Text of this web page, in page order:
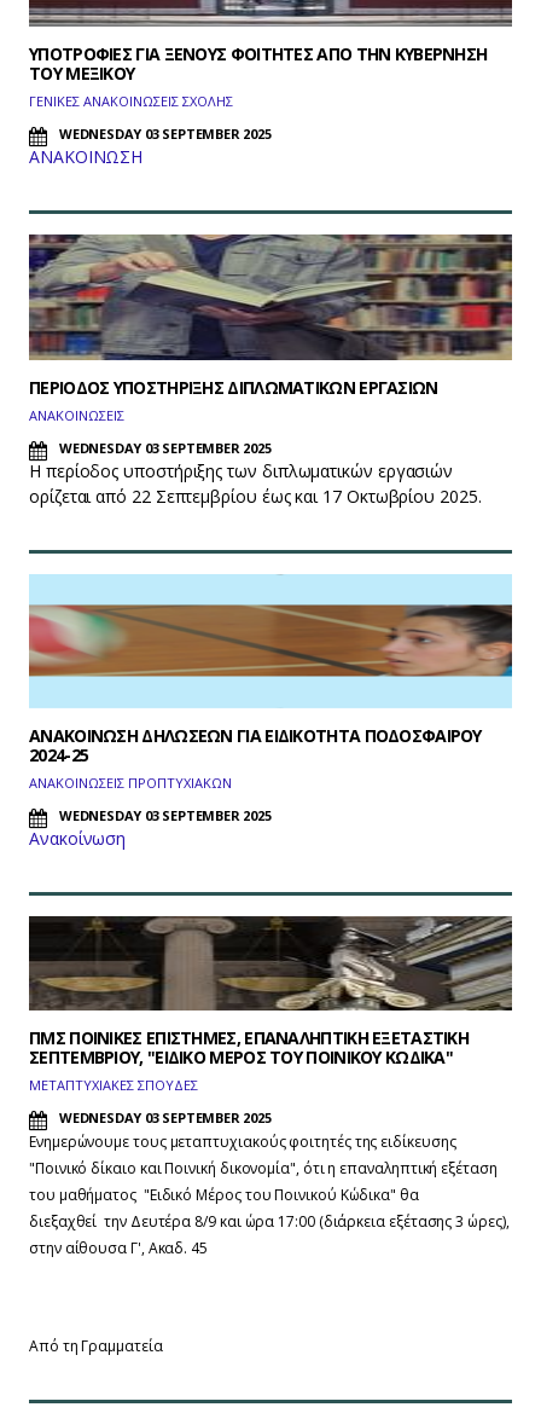
ΥΠΟΤΡΟΦΙΕΣ ΓΙΑ ΞΕΝΟΥΣ ΦΟΙΤΗΤΕΣ ΑΠΟ ΤΗΝ ΚΥΒΕΡΝΗΣΗ
ΤΟΥ ΜΕΞΙΚΟΥ
ΓΕΝΙΚΕΣ ΑΝΑΚΟΙΝΩΣΕΙΣ ΣΧΟΛΗΣ
WEDNESDAY 03 SEPTEMBER 2025
ΑΝΑΚΟΙΝΩΣΗ
ΠΕΡΙΟΔΟΣ ΥΠΟΣΤΗΡΙΞΗΣ ΔΙΠΛΩΜΑΤΙΚΩΝ ΕΡΓΑΣΙΩΝ
ΑΝΑΚΟΙΝΩΣΕΙΣ
WEDNESDAY 03 SEPTEMBER 2025
Η περίοδος υποστήριξης των διπλωματικών εργασιών
ορίζεται από 22 Σεπτεμβρίου έως και 17 Οκτωβρίου 2025.
ΑΝΑΚΟΙΝΩΣΗ ΔΗΛΩΣΕΩΝ ΓΙΑ ΕΙΔΙΚΟΤΗΤΑ ΠΟΔΟΣΦΑΙΡΟΥ
2024-25
ΑΝΑΚΟΙΝΩΣΕΙΣ ΠΡΟΠΤΥΧΙΑΚΩΝ
WEDNESDAY 03 SEPTEMBER 2025
Ανακοίνωση
ΠΜΣ ΠΟΙΝΙΚΕΣ ΕΠΙΣΤΗΜΕΣ, ΕΠΑΝΑΛΗΠΤΙΚΗ ΕΞΕΤΑΣΤΙΚΗ
ΣΕΠΤΕΜΒΡΙΟΥ, "ΕΙΔΙΚΟ ΜΕΡΟΣ ΤΟΥ ΠΟΙΝΙΚΟΥ ΚΩΔΙΚΑ"
ΜΕΤΑΠΤΥΧΙΑΚΕΣ ΣΠΟΥΔΕΣ
WEDNESDAY 03 SEPTEMBER 2025
Ενημερώνουμε τους μεταπτυχιακούς φοιτητές της ειδίκευσης
"Ποινικό δίκαιο και Ποινική δικονομία", ότι η επαναληπτική εξέταση
του μαθήματος "Ειδικό Μέρος του Ποινικού Κώδικα" θα
διεξαχθείτην Δευτέρα 8/9 και ώρα 17:00 (διάρκεια εξέτασης 3 ώρες),
στην αίθουσα Γ', Ακαδ. 45
Από τη Γραμματεία